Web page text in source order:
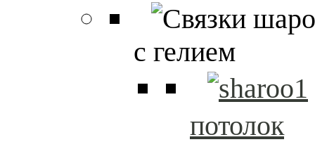
с гелием
потолок